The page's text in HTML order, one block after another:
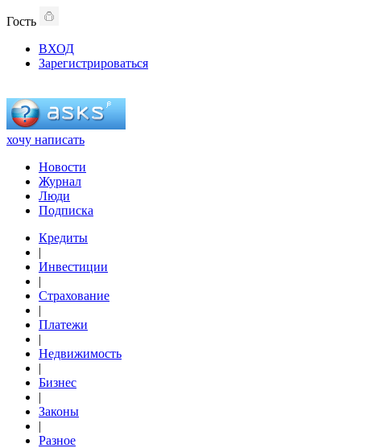
Гость
ВХОД
Зарегистрироваться
хочу написать
Новости
Журнал
Люди
Подписка
Кредиты
|
Инвестиции
|
Страхование
|
Платежи
|
Недвижимость
|
Бизнес
|
Законы
|
Разное